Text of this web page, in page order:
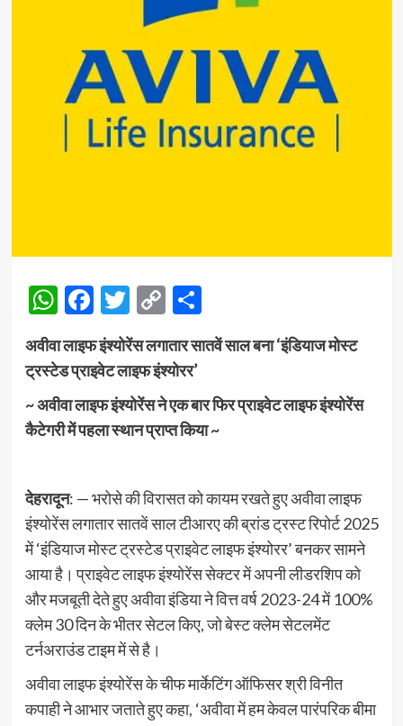
WhatsApp
Facebook
Twitter
Copy
Link
Share
अवीवा लाइफ इंश्योरेंस लगातार सातवें साल बना ‘इंडियाज मोस्ट
ट्रस्टेड प्राइवेट लाइफ इंश्योरर’
~ अवीवा लाइफ इंश्योरेंस ने एक बार फिर प्राइवेट लाइफ इंश्योरेंस
कैटेगरी में पहला स्थान प्राप्त किया ~
देहरादून: — भरोसे की विरासत को कायम रखते हुए अवीवा लाइफ
इंश्योरेंस लगातार सातवें साल टीआरए की ब्रांड ट्रस्ट रिपोर्ट 2025
में ‘इंडियाज मोस्ट ट्रस्टेड प्राइवेट लाइफ इंश्योरर’ बनकर सामने
आया है। प्राइवेट लाइफ इंश्योरेंस सेक्टर में अपनी लीडरशिप को
और मजबूती देते हुए अवीवा इंडिया ने वित्त वर्ष 2023-24 में 100%
क्लेम 30 दिन के भीतर सेटल किए, जो बेस्ट क्लेम सेटलमेंट
टर्नअराउंड टाइम में से है।
अवीवा लाइफ इंश्योरेंस के चीफ मार्केटिंग ऑफिसर श्री विनीत
कपाही ने आभार जताते हुए कहा, ‘अवीवा में हम केवल पारंपरिक बीमा